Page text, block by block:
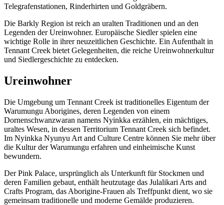
Sign
up
Telegrafenstationen, Rinderhirten und Goldgräbern.
Die Barkly Region ist reich an uralten Traditionen und an den
Legenden der Ureinwohner. Europäische Siedler spielen eine
wichtige Rolle in ihrer neuzeitlichen Geschichte. Ein Aufenthalt in
Tennant Creek bietet Gelegenheiten, die reiche Ureinwohnerkultur
und Siedlergeschichte zu entdecken.
Ureinwohner
Die Umgebung um Tennant Creek ist traditionelles Eigentum der
Warumungu Aborigines, deren Legenden von einem
Dornenschwanzwaran namens Nyinkka erzählen, ein mächtiges,
uraltes Wesen, in dessen Territorium Tennant Creek sich befindet.
Im Nyinkka Nyunyu Art and Culture Centre können Sie mehr über
die Kultur der Warumungu erfahren und einheimische Kunst
bewundern.
Der Pink Palace, ursprünglich als Unterkunft für Stockmen und
deren Familien gebaut, enthält heutzutage das Julalikari Arts and
Crafts Program, das Aborigine-Frauen als Treffpunkt dient, wo sie
gemeinsam traditionelle und moderne Gemälde produzieren.